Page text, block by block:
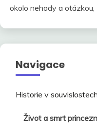
okolo nehody a
Navigace
Historie v souvislostech
Život a smrt